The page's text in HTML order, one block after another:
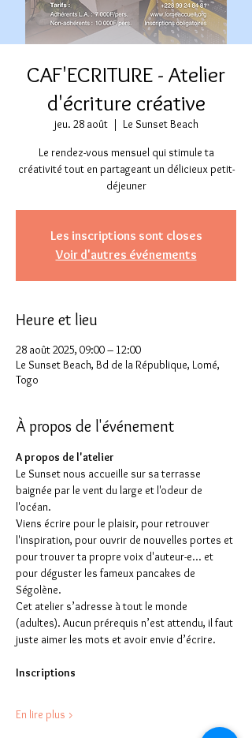
CAF'ECRITURE - Atelier
d'écriture créative
jeu. 28 août
  |
Le Sunset Beach
Le rendez-vous mensuel qui stimule ta
créativité tout en partageant un délicieux petit-
déjeuner
Les inscriptions sont closes
Voir d'autres événements
Heure et lieu
28 août 2025, 09:00 – 12:00
Le Sunset Beach, Bd de la République, Lomé,
Togo
À propos de l'événement
A propos de l'atelier
Le Sunset nous accueille sur sa terrasse
baignée par le vent du large et l'odeur de
l'océan.
Viens écrire pour le plaisir, pour retrouver
l'inspiration, pour ouvrir de nouvelles portes et
pour trouver ta propre voix d'auteur-e... et
pour déguster les fameux pancakes de
Ségolène.
Cet atelier s’adresse à tout le monde
(adultes). Aucun prérequis n’est attendu, il faut
juste aimer les mots et avoir envie d’écrire.
Inscriptions
En lire plus >